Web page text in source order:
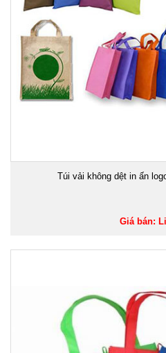
Túi vải không dệt in ấn
Giá bán: